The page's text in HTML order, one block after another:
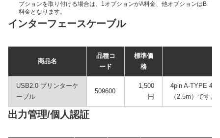
プションを取り付ける場合は、1オプションがA料金、他オプションはB
料金となります。
インターフェースケーブル
商品名
品種コ
ード
標準価
格
USB2.0 プリンターケ
ーブル
509600
1,500
円
4pin A-TYPE
（2.5m）です
出力管理/個人認証